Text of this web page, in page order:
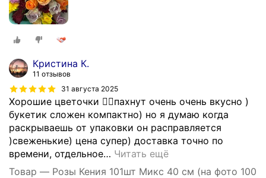
Кристина К.
11 отзывов
31 августа 2025
Хорошие цветочки 👍🏼пахнут очень очень вкусно )
букетик сложен компактно) но я думаю когда
раскрываешь от упаковки он расправляется
)свеженькие) цена супер) доставка точно по
времени, отдельное… Читать ещё
Товар — Розы Кения 101шт Микс 40 см (на фото 100